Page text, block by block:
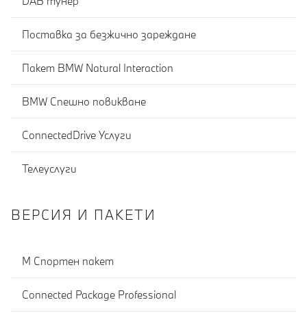
Поставка за безжично зареждане
Пакет BMW Natural Interaction
BMW Спешно повикване
ConnectedDrive Услуги
Телеуслуги
ВЕРСИЯ И ПАКЕТИ
М Спортен пакет
Connected Package Professional